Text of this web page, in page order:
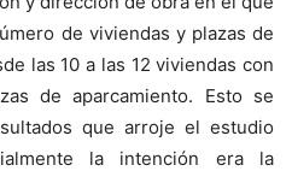
de viviendas y plazas de
las 10 a las 12 viviendas con
de aparcamiento. Esto se
que arroje el estudio
la intención era la